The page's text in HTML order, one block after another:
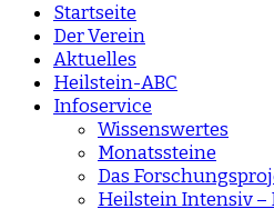
Startseite
Der Verein
Aktuelles
Heilstein-ABC
Infoservice
Wissenswertes
Monatssteine
Das
Heilstein Intensiv –